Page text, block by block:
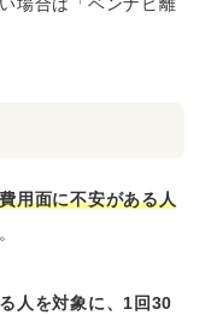
場合は「ベンナビ離
用面に不安がある人
人を対象に、1回30